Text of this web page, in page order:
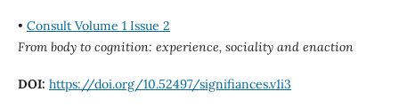
• Consult Volume 1 Issue 2
From body to cognition: experience, sociality and enaction
DOI: https://doi.org/10.52497/signifiances.v1i3